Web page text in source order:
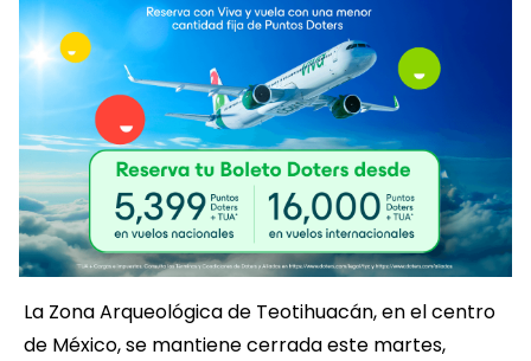
La Zona Arqueológica de Teotihuacán, en el centro
de México, se mantiene cerrada este martes,